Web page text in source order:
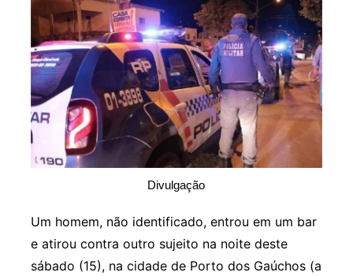
Divulgação
Um homem, não identificado, entrou em um bar
e atirou contra outro sujeito na noite deste
sábado (15), na cidade de Porto dos Gaúchos (a